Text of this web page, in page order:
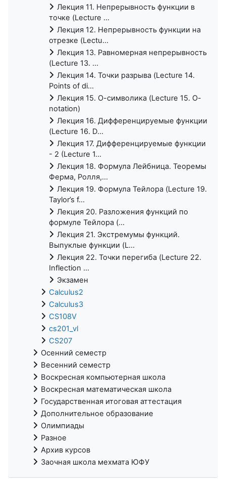
Лекция 11. Непрерывность функции в
точке (Lecture ...
Лекция 12. Непрерывность функции на
отрезке (Lectu...
Лекция 13. Равномерная непрерывность
(Lecture 13. ...
Лекция 14. Точки разрыва (Lecture 14.
Points of di...
Лекция 15. О-символика (Lecture 15. O-
notation)
Лекция 16. Дифференцируемые функции
(Lecture 16. D...
Лекция 17. Дифференцируемые функции
- 2 (Lecture 1...
Лекция 18. Формула Лейбница. Теоремы
Ферма, Ролля,...
Лекция 19. Формула Тейлора (Lecture 19.
Taylor’s f...
Лекция 20. Разложения функций по
формуле Тейлора (...
Лекция 21. Экстремумы функций.
Выпуклые функции (L...
Лекция 22. Точки перегиба (Lecture 22.
Inflection ...
Экзамен
Calculus2
Calculus3
CS108V
cs201_vl
CS207
Осенний семестр
Весенний семестр
Воскресная компьютерная школа
Воскресная математическая школа
Государственная итоговая аттестация
Дополнительное образование
Олимпиады
Разное
Архив курсов
Заочная школа мехмата ЮФУ